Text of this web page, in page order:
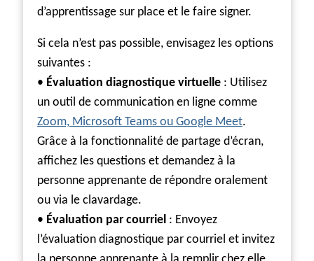
d’apprentissage sur place et le faire signer.
Si cela n’est pas possible, envisagez les options
suivantes :
• Évaluation diagnostique virtuelle: Utilisez
un outil de communication en ligne comme
Zoom, Microsoft Teams ou Google Meet.
Grâce à la fonctionnalité de partage d’écran,
affichez les questions et demandez à la
personne apprenante de répondre oralement
ou via le clavardage.
• Évaluation par courriel : Envoyez
l’évaluation diagnostique par courriel et invitez